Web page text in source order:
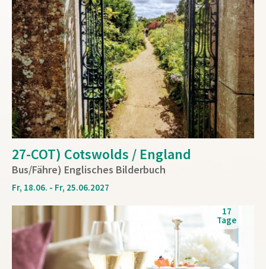
27-COT) Cotswolds / England
Bus/Fähre) Englisches Bilderbuch
Fr, 18.06. - Fr, 25.06.2027
17
Tage